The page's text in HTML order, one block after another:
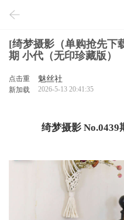
[绮梦摄影（单购抢先下
期 小代（无印珍藏版）
点击重
新加载
魅丝社
2026-5-13 20:41:35
绮梦摄影 No.0439